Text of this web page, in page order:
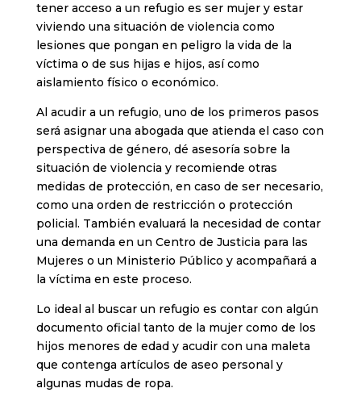
tener acceso a un refugio es ser mujer y estar
viviendo una situación de violencia como
lesiones que pongan en peligro la vida de la
víctima o de sus hijas e hijos, así como
aislamiento físico o económico.
Al acudir a un refugio, uno de los primeros pasos
será asignar una abogada que atienda el caso con
perspectiva de género, dé asesoría sobre la
situación de violencia y recomiende otras
medidas de protección, en caso de ser necesario,
como una orden de restricción o protección
policial. También evaluará la necesidad de contar
una demanda en un Centro de Justicia para las
Mujeres o un Ministerio Público y acompañará a
la víctima en este proceso.
Lo ideal al buscar un refugio es contar con algún
documento oficial tanto de la mujer como de los
hijos menores de edad y acudir con una maleta
que contenga artículos de aseo personal y
algunas mudas de ropa.